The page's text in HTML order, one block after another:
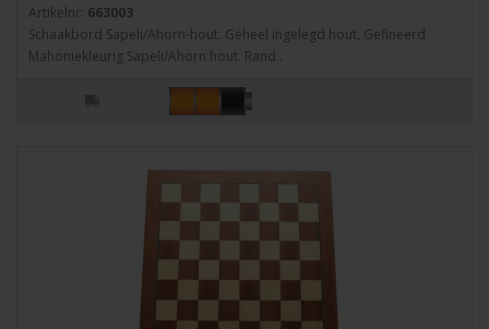
Artikelnr: 663003
Schaakbord Sapeli/Ahorn-hout. Geheel ingelegd hout, Gefineerd
Mahoniekleurig Sapeli/Ahorn hout. Rand..